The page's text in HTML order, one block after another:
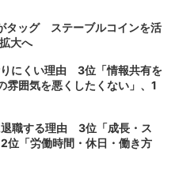
タッグ ステーブルコインを活
大へ
りにくい理由 3位「情報共有を
雰囲気を悪くしたくない」、1
職する理由 3位「成長・ス
位「労働時間・休日・働き方